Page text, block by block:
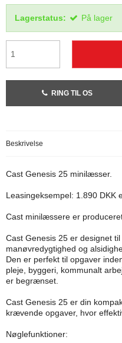
Lagerstatus: På lager
RING TIL OS
Beskrivelse
Cast Genesis 25 minilæsser.
Leasingeksempel: 1.890 DKK
Cast minilæssere er
Cast Genesis 25 er designet
manøvredygtighed og
Den er perfekt til opgaver
pleje, byggeri, kommunalt
er begrænset.
Cast Genesis 25 er din
krævende opgaver, hvor
Nøglefunktioner: